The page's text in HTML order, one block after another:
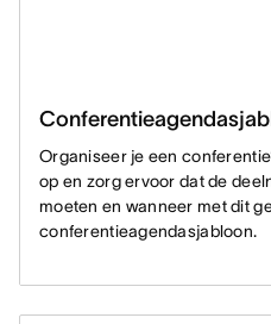
Organiseer je een
op en zorg ervoor dat de
moeten en wanneer met dit
conferentieagendasjabloon.